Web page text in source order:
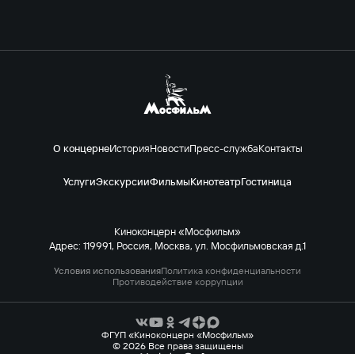
О концернеИсторияНовостиПресс-службаКонтакты
УслугиЭкскурсииФильмыКинотеатрГостиница
Киноконцерн «Мосфильм»
Адрес: 119991, Россия, Москва, ул. Мосфильмовская д.1
Условия использованияПолитика конфиденциальности
Противодействие коррупции
ФГУП «Киноконцерн «Мосфильм»
© 2026 Все права защищены